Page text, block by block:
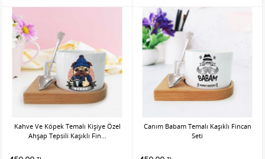
Kahve Ve Köpek Temalı Kişiye Özel
Ahşap Tepsili Kaşıklı Fin...
Canım Babam Temalı Kaşıklı Fincan
Seti